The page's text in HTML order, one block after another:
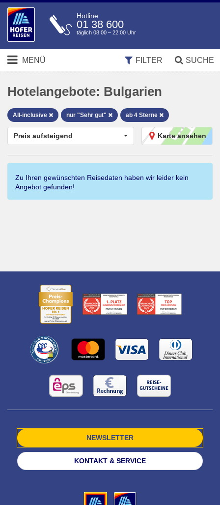
Hotline
01 38 600
täglich 08:00 – 22:00 Uhr
MENÜ SUCHE
FILTER
Hotelangebote: Bulgarien
All-inclusive nur "Sehr gut" ab 4 Sterne
Karte ansehen
Preis aufsteigend
Zu Ihren gewünschten Reisedaten haben wir leider kein
Angebot gefunden!
NEWSLETTER
KONTAKT & SERVICE